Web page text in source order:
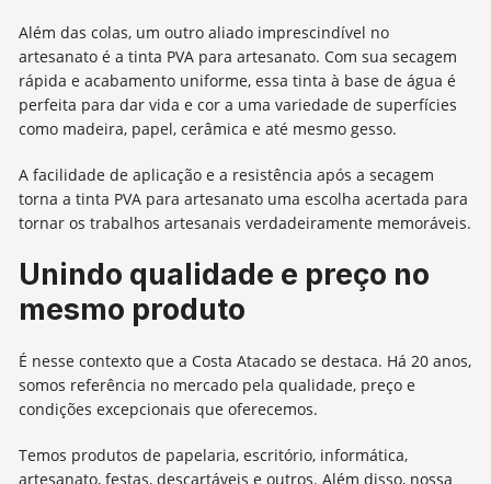
Além das colas, um outro aliado imprescindível no
artesanato é a tinta PVA para artesanato. Com sua secagem
rápida e acabamento uniforme, essa tinta à base de água é
perfeita para dar vida e cor a uma variedade de superfícies
como madeira, papel, cerâmica e até mesmo gesso.
A facilidade de aplicação e a resistência após a secagem
torna a tinta PVA para artesanato uma escolha acertada para
tornar os trabalhos artesanais verdadeiramente memoráveis.
Unindo qualidade e preço no
mesmo produto
É nesse contexto que a Costa Atacado se destaca. Há 20 anos,
somos referência no mercado pela qualidade, preço e
condições excepcionais que oferecemos.
Temos produtos de papelaria, escritório, informática,
artesanato, festas, descartáveis e outros. Além disso, nossa